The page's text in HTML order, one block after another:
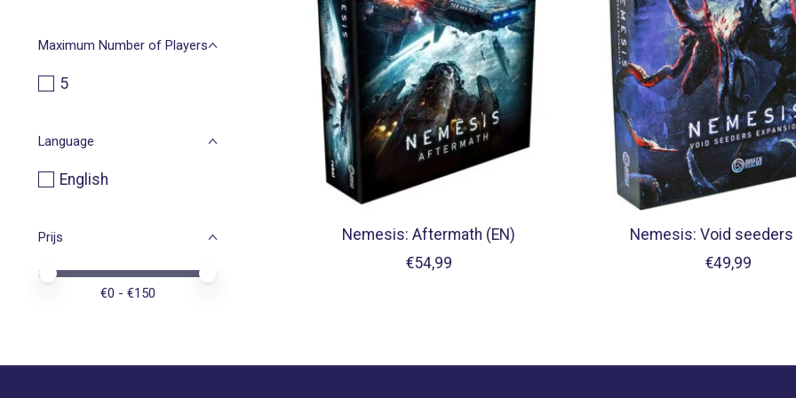
Maximum Number of Players
5
Language
English
Prijs
Minimale prijswaarde
Price maximum value
€0 - €150
Nemesis: Aftermath (EN)
€54,99
Nemesis: Void seeders
€49,99